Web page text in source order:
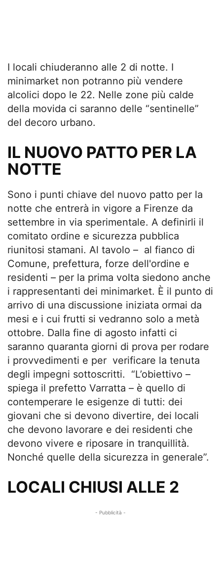
I locali chiuderanno alle 2 di notte. I
minimarket non potranno più vendere
alcolici dopo le 22. Nelle zone più calde
della movida ci saranno delle “sentinelle”
del decoro urbano.
IL NUOVO PATTO PER LA
NOTTE
Sono i punti chiave del nuovo patto per la
notte che entrerà in vigore a Firenze da
settembre in via sperimentale. A definirli il
comitato ordine e sicurezza pubblica
riunitosi stamani. Al tavolo – al fianco di
Comune, prefettura, forze dell'ordine e
residenti – per la prima volta siedono anche
i rappresentanti dei minimarket. È il punto di
arrivo di una discussione iniziata ormai da
mesi e i cui frutti si vedranno solo a metà
ottobre. Dalla fine di agosto infatti ci
saranno quaranta giorni di prova per rodare
i provvedimenti e per verificare la tenuta
degli impegni sottoscritti. “L’obiettivo –
spiega il prefetto Varratta – è quello di
contemperare le esigenze di tutti: dei
giovani che si devono divertire, dei locali
che devono lavorare e dei residenti che
devono vivere e riposare in tranquillità.
Nonché quelle della sicurezza in generale”.
LOCALI CHIUSI ALLE 2
- Pubblicità -